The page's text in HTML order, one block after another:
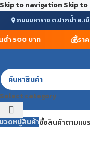
Skip to navigation Skip
ถนนมหาราช ต.ปากน้ำ อ.เ
500 บาท ราคา
Select category
วดหมู่สินค้าซื้อสินค้าตามแบ